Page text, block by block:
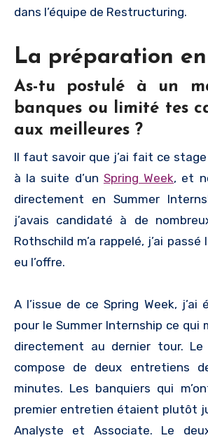
dans l’équipe de Restructuring.
La préparation
As-tu postulé à un
banques ou limité tes
aux meilleures ?
Il faut savoir que j’ai fait ce
à la suite d’un Spring Week, et
directement en Summer
j’avais candidaté à de
Rothschild m’a rappelé, j’ai
eu l’offre.
A l’issue de ce Spring Week,
pour le Summer Internship ce qui
directement au dernier tour.
compose de deux entretiens
minutes. Les banquiers qui
premier entretien étaient plutôt
Analyste et Associate. Le